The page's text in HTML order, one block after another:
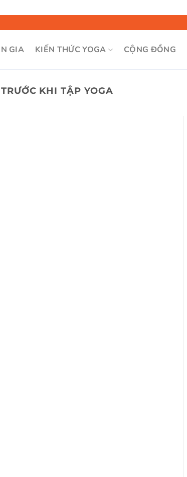
qua
nội
GIA KIẾN THỨC YOGA CỘNG ĐỒNG
KHI TẬP YOGA